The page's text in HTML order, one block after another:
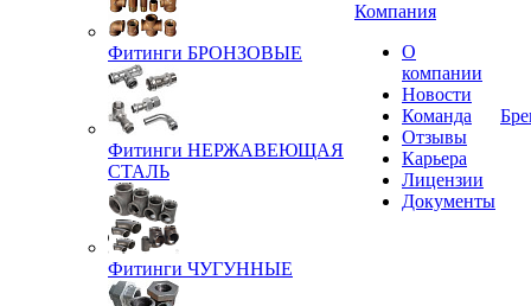
Фитинги БРОНЗОВЫЕ
Фитинги НЕРЖАВЕЮЩАЯ
СТАЛЬ
Фитинги ЧУГУННЫЕ
Компания
О
компании
Новости
Команда
Отзывы
Карьера
Лицензии
Документы